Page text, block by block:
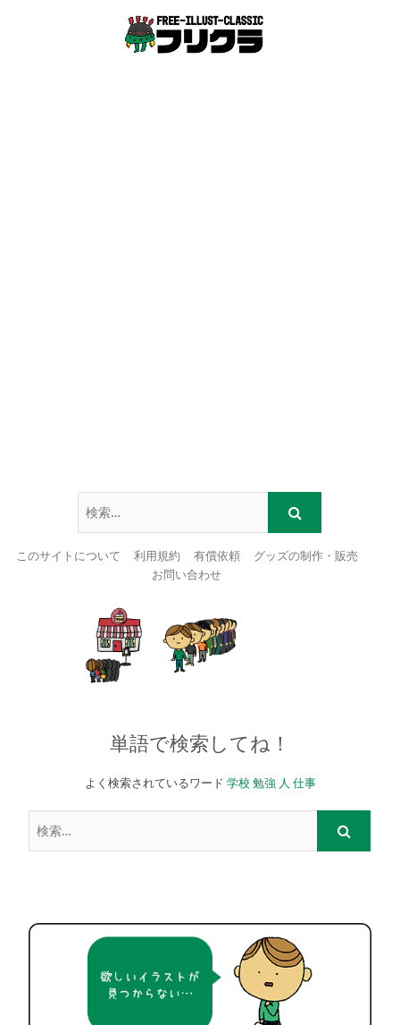
このサイトについて 利用規約 有償依頼
グッズの制作・販売
お問い合わせ
content
単語で検索してね！
よく検索されているワード 学校 勉強 人 仕事